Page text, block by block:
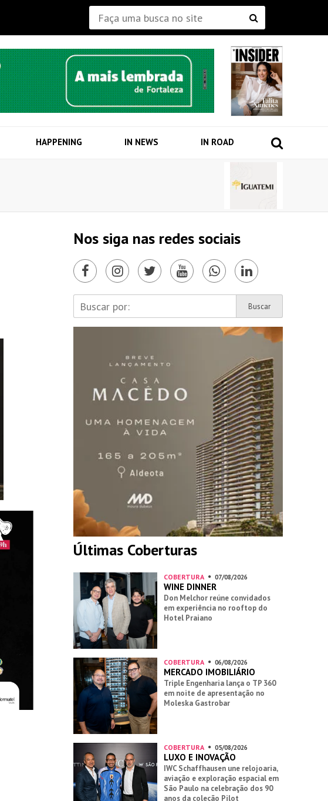
HAPPENING IN NEWS IN ROAD
Nos siga nas redes sociais
Últimas Coberturas
COBERTURA 07/08/2026
WINE DINNER
Don Melchor reúne convidados
em experiência no rooftop do
Hotel Praiano
COBERTURA 06/08/2026
MERCADO IMOBILIÁRIO
Triple Engenharia lança o TP 360
em noite de apresentação no
Moleska Gastrobar
COBERTURA 05/08/2026
LUXO E INOVAÇÃO
IWC Schaffhausen une relojoaria,
aviação e exploração espacial em
São Paulo na celebração dos 90
anos da coleção Pilot